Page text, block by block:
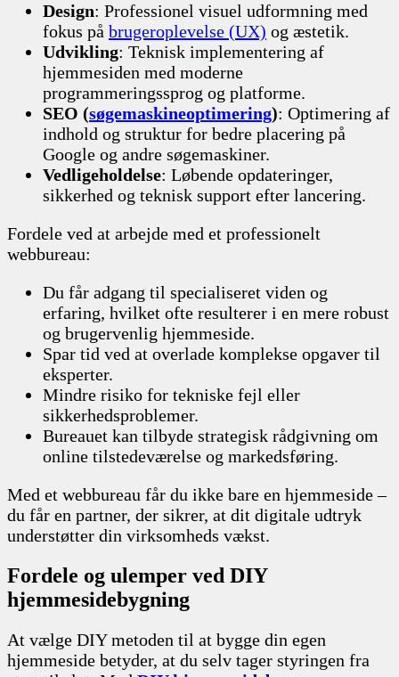
Design: Professionel visuel udformning med
fokus på brugeroplevelse (UX) og æstetik.
Udvikling: Teknisk implementering af
hjemmesiden med moderne
programmeringssprog og platforme.
SEO (søgemaskineoptimering): Optimering af
indhold og struktur for bedre placering på
Google og andre søgemaskiner.
Vedligeholdelse: Løbende opdateringer,
sikkerhed og teknisk support efter lancering.
Fordele ved at arbejde med et professionelt
webbureau:
Du får adgang til specialiseret viden og
erfaring, hvilket ofte resulterer i en mere robust
og brugervenlig hjemmeside.
Spar tid ved at overlade komplekse opgaver til
eksperter.
Mindre risiko for tekniske fejl eller
sikkerhedsproblemer.
Bureauet kan tilbyde strategisk rådgivning om
online tilstedeværelse og markedsføring.
Med et webbureau får du ikke bare en hjemmeside –
du får en partner, der sikrer, at dit digitale udtryk
understøtter din virksomheds vækst.
Fordele og ulemper ved DIY
hjemmesidebygning
At vælge DIY metoden til at bygge din egen
hjemmeside betyder, at du selv tager styringen fra